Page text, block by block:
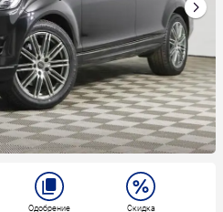
Одобрение
Скидка